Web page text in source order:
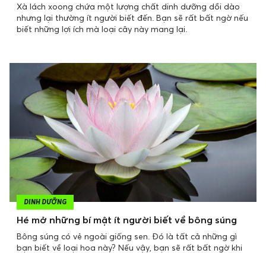
Xà lách xoong chứa một lượng chất dinh dưỡng dồi dào
nhưng lại thường ít người biết đến. Bạn sẽ rất bất ngờ nếu
biết những lợi ích mà loại cây này mang lại.
DINH DƯỠNG
Hé mở những bí mật ít người biết về bông súng
Bông súng có vẻ ngoài giống sen. Đó là tất cả những gì
bạn biết về loại hoa này? Nếu vậy, bạn sẽ rất bất ngờ khi